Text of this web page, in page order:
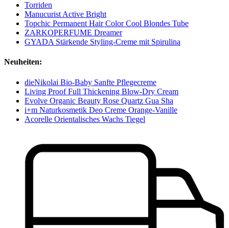
Torriden
Manucurist Active Bright
Topchic Permanent Hair Color Cool Blondes Tube
ZARKOPERFUME Dreamer
GYADA Stärkende Styling-Creme mit Spirulina
Neuheiten:
dieNikolai Bio-Baby Sanfte Pflegecreme
Living Proof Full Thickening Blow-Dry Cream
Evolve Organic Beauty Rose Quartz Gua Sha
i+m Naturkosmetik Deo Creme Orange-Vanille
Acorelle Orientalisches Wachs Tiegel